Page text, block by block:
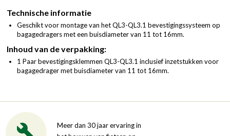
Technische informatie
Geschikt voor montage van het QL3-QL3.1 bevestigingssysteem op
bagagedragers met een buisdiameter van 11 tot 16mm.
Inhoud van de verpakking:
1 Paar bevestigingsklemmen QL3-QL3.1 inclusief inzetstukken voor
bagagedrager met buisdiameter van 11 tot 16mm.
Meer dan 30 jaar ervaring in